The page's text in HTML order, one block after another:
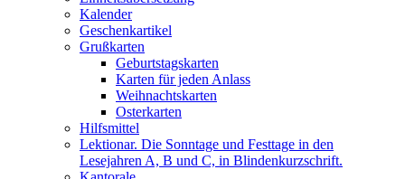
gGmbHKalender
Geschenkartikel
Grußkarten
Geburtstagskarten
Karten für jeden Anlass
Weihnachtskarten
Osterkarten
Hilfsmittel
Lektionar. Die Sonntage und Festtage in den
Lesejahren A, B und C, in Blindenkurzschrift.